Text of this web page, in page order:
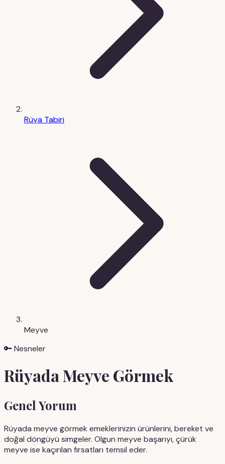
Rüya Tabiri
Meyve
🔑 Nesneler
RüyadaMeyve Görmek
Genel Yorum
Rüyada meyve görmek emeklerinizin ürünlerini, bereket ve
doğal döngüyü simgeler. Olgun meyve başarıyı, çürük
meyve ise kaçırılan fırsatları temsil eder.